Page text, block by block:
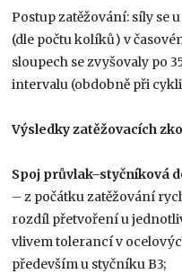
Postup zatěžování: síly se
(dle počtu kolíků) v
sloupech se zvyšovaly po
intervalu (obdobně při
Výsledky zatěžovacích
Spoj průvlak–styčníková
– z počátku zatěžování
rozdíl přetvoření u
vlivem tolerancí v
především u styčníku B3;